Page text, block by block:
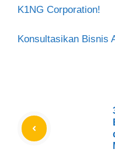
K1NG Corporation!
Konsultasikan Bisnis